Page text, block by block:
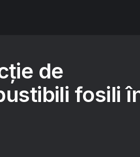
de
fosili